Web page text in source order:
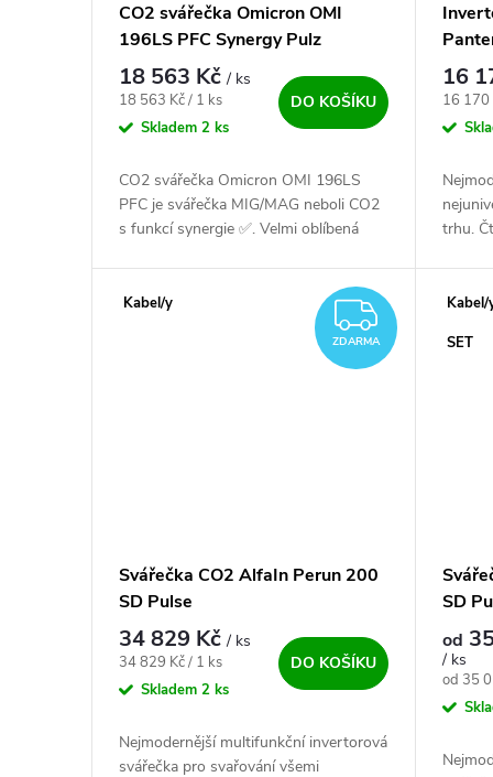
CO2 svářečka Omicron OMI
196LS PFC Synergy Pulz
18 563 Kč/ ks
Měrná cena:
18 563 Kč / 1 ks
Skladem 2 ks
DO KOŠÍKU
CO2 svářečka Omicron OMI 196LS
PFC je svářečka MIG/MAG neboli CO2
s funkcí synergie ✅. Velmi oblíbená
Vysoce...
16
Měrná
16 170
trhu.
Kabel/y
ZDARMA
Svářečka CO2 AlfaIn Perun 200
SD Pulse
34 829 Kč/ ks
Měrná cena:
34 829 Kč / 1 ks
Skladem 2 ks
DO KOŠÍKU
Nejmodernější multifunkční invertorová
svářečka pro svařování všemi
Kabel/
SET
SD
od
/ ks
Měrná
od 35